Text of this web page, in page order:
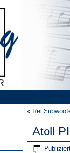
« Rel
Atoll
Publiziert